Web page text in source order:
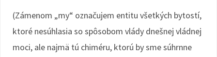
(Zámenom „my“ označujem entitu všetkých bytostí,
ktoré nesúhlasia so spôsobom vlády dnešnej vládnej
moci, ale najmä tú chiméru, ktorú by sme súhrnne